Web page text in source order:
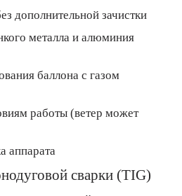
дополнительной зачистки
металла и алюминия
баллона с газом
работы (ветер может
аппарата
сварки (TIG)